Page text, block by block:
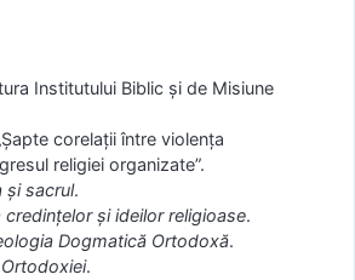
Institutului Biblic și de Misiune
corelații între violența
religiei organizate”.
și sacrul.
credințelor și ideilor religioase.
Dogmatică Ortodoxă.
.